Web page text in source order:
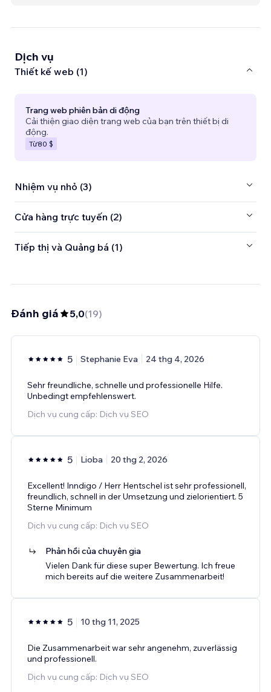
Dịch vụ
Thiết kế web (1)
Trang web phiên bản di động
Cải thiện giao diện trang web của bạn trên thiết bị di
động.
Từ80 $
Nhiệm vụ nhỏ (3)
Cửa hàng trực tuyến (2)
Tiếp thị và Quảng bá (1)
Đánh giá 5,0(19)
5 Stephanie Eva 24 thg 4, 2026
Sehr freundliche, schnelle und professionelle Hilfe.
Unbedingt empfehlenswert.
Dịch vụ cung cấp: Dịch vụ SEO
5 Lioba 20 thg 2, 2026
Excellent! Inndigo / Herr Hentschel ist sehr professionell,
freundlich, schnell in der Umsetzung und zielorientiert. 5
Sterne Minimum
Dịch vụ cung cấp: Dịch vụ SEO
Phản hồi của chuyên gia
Vielen Dank für diese super Bewertung. Ich freue
mich bereits auf die weitere Zusammenarbeit!
5 10 thg 11, 2025
Die Zusammenarbeit war sehr angenehm, zuverlässig
und professionell.
Dịch vụ cung cấp: Dịch vụ SEO